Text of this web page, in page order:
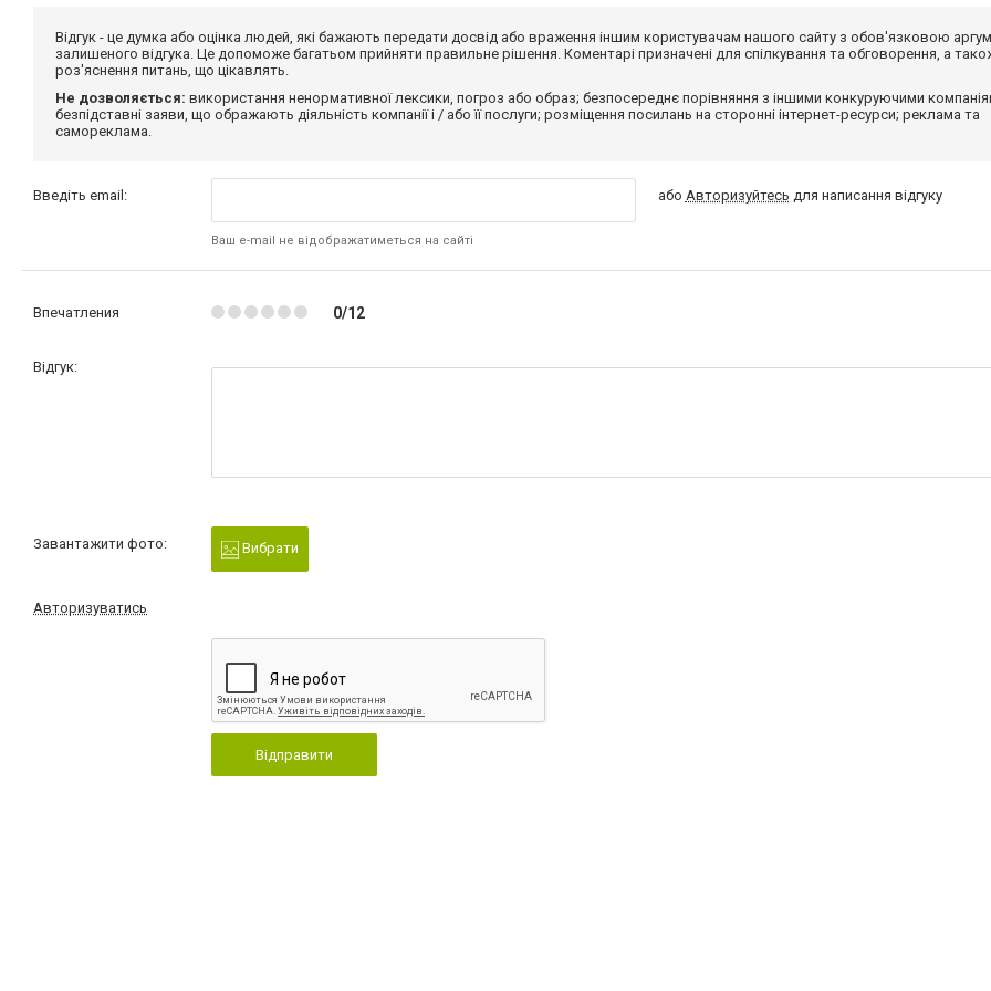
Відгук - це думка або оцінка людей, які бажають передати досвід або враження іншим користувачам нашого сайту з обов'язковою
залишеного відгука. Це допоможе багатьом прийняти правильне рішення. Коментарі призначені для спілкування та обговорення, а
роз'яснення питань, що цікавлять.
Не дозволяється: використання ненормативної лексики, погроз або образ; безпосереднє порівняння з іншими конкуруючими
безпідставні заяви, що ображають діяльність компанії і / або її послуги; розміщення посилань на сторонні інтернет-ресурси; реклама та
самореклама.
Введіть email:
Ваш e-mail не відображатиметься на сайті
або Авторизуйтесь для написання відгуку
Впечатления 0/12
Відгук:
Завантажити фото: Вибрати
Авторизуватись
Відправити